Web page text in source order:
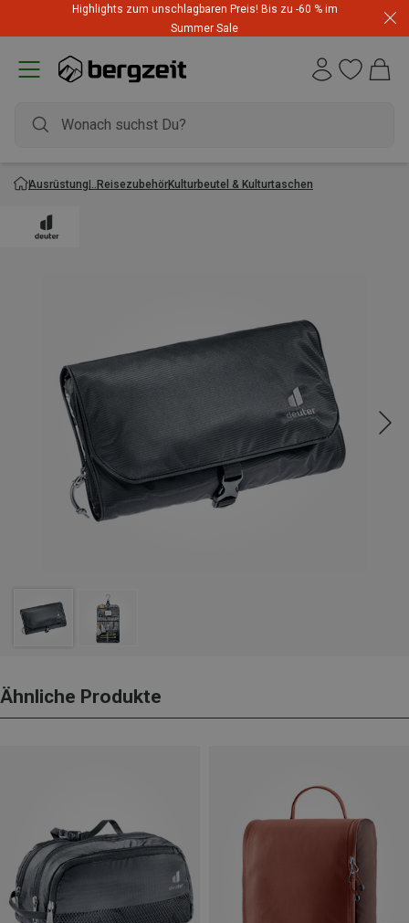
Highlights zum unschlagbaren Preis! Bis zu -60 % im
Summer Sale
Ausrüstung ReisezubehörKulturbeutel & Kulturtaschen
Ähnliche Produkte